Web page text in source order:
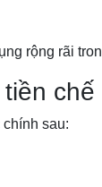
rộng rãi
chế
sau: